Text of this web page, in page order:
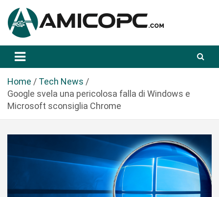
a
Amicopc.com
Home
Tech News
Google svela una pericolosa falla di Windows e
Microsoft sconsiglia Chrome